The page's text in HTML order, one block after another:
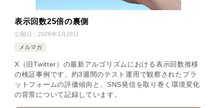
表示回数25倍の裏側
公開日： 2026年3月28日
メルマガ
X（旧Twitter）の最新アルゴリズムにおける表示回数推移
の検証事例です。約3週間のテスト運用で観察されたプラ
ットフォームの評価傾向と、SNS発信を取り巻く環境変化
の背景について記録しています。